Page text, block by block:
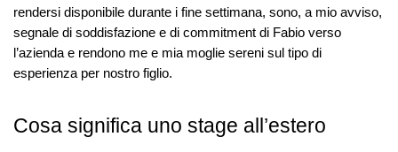
rendersi disponibile durante i fine settimana, sono, a mio avviso,
segnale di soddisfazione e di commitment di Fabio verso
l’azienda e rendono me e mia moglie sereni sul tipo di
esperienza per nostro figlio.
Cosa significa uno stage all’estero